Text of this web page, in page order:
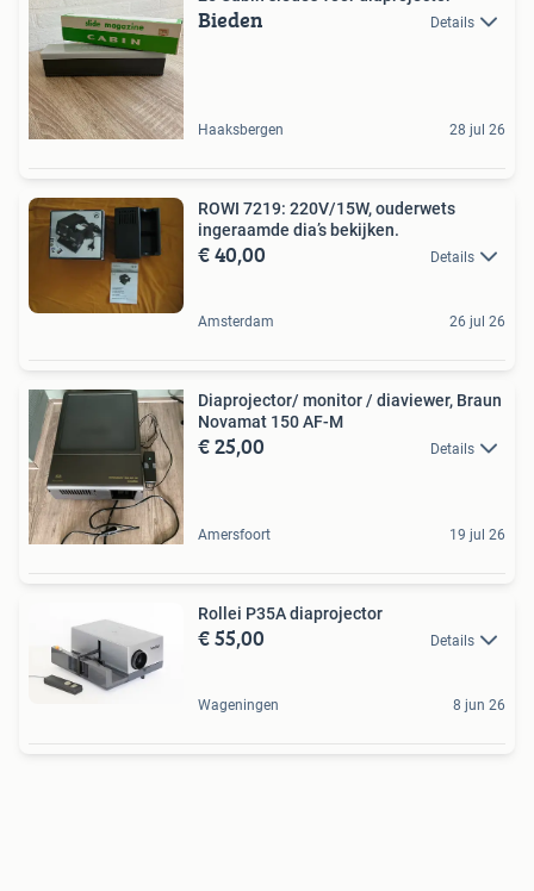
Bieden Details
Haaksbergen 28 jul 26
ROWI 7219: 220V/15W, ouderwets
ingeraamde dia’s bekijken.
€ 40,00 Details
Amsterdam 26 jul 26
Diaprojector/ monitor / diaviewer, Braun
Novamat 150 AF-M
€ 25,00 Details
Amersfoort 19 jul 26
Rollei P35A diaprojector
€ 55,00 Details
Wageningen 8 jun 26